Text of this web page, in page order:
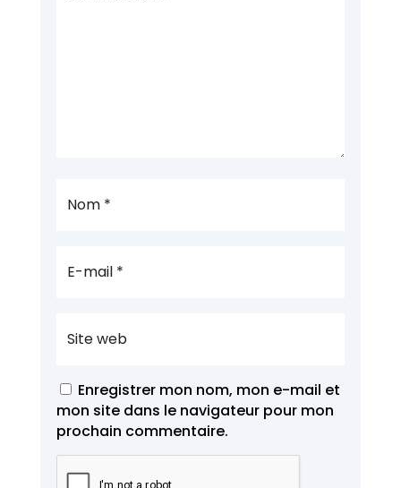
Enregistrer mon nom, mon e-mail et
mon site dans le navigateur pour mon
prochain commentaire.